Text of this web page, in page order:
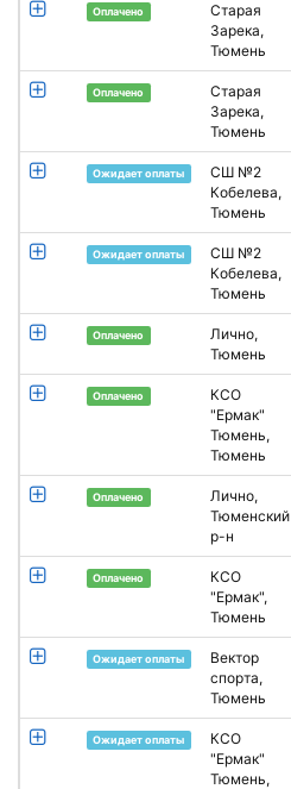
Оплачено
Старая
Зарека,
Тюмень
Оплачено
Старая
Зарека,
Тюмень
Ожидает оплаты
СШ №2
Кобелева,
Тюмень
Ожидает оплаты
СШ №2
Кобелева,
Тюмень
Оплачено
Лично,
Тюмень
Оплачено
КСО
"Ермак"
Тюмень,
Тюмень
Оплачено
Лично,
Тюменский
р-н
Оплачено
КСО
"Ермак",
Тюмень
Ожидает оплаты
Вектор
спорта,
Тюмень
Ожидает оплаты
КСО
"Ермак"
Тюмень,